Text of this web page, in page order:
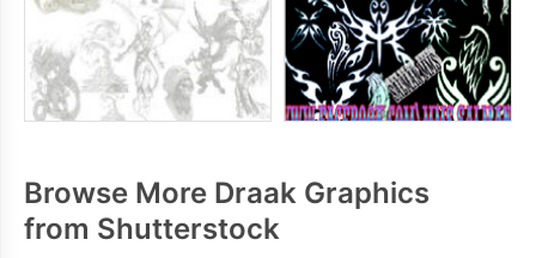
Browse More Draak Graphics
from Shutterstock